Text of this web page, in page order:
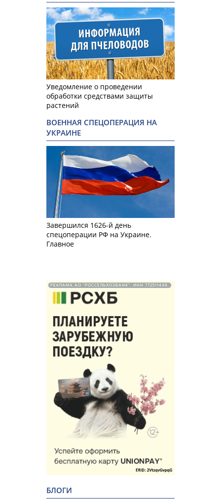
Уведомление о проведении
обработки средствами защиты
растений
ВОЕННАЯ СПЕЦОПЕРАЦИЯ НА
УКРАИНЕ
Завершился 1626-й день
спецоперации РФ на Украине.
Главное
РЕКЛАМА АО "РОССЕЛЬХОЗБАНК". ИНН 772511448.
БЛОГИ